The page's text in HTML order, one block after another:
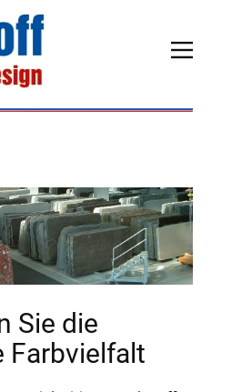
Sie die
Farbvielfalt